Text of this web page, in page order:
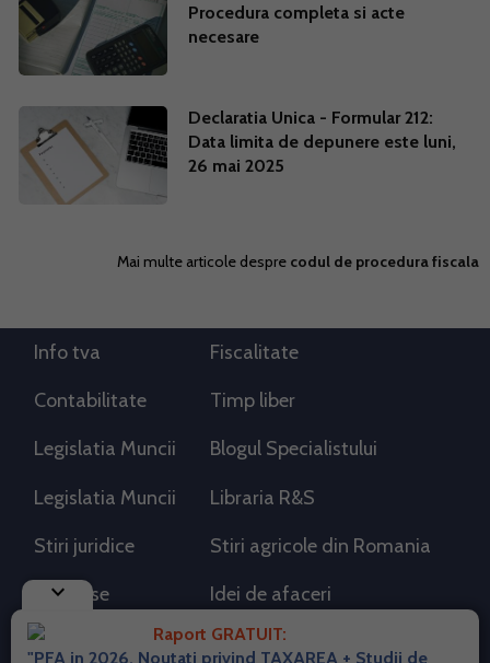
Procedura completa si acte
necesare
Declaratia Unica - Formular 212:
Data limita de depunere este luni,
26 mai 2025
Mai multe articole despre codul de procedura fiscala
keyboard_arrow_down
Raport GRATUIT:
"PFA in 2026. Noutati privind TAXAREA + Studii de
Info tva Fiscalitate
Contabilitate Timp liber
Legislatia Muncii Blogul Specialistului
Legislatia Muncii Libraria R&S
Stiri juridice Stiri agricole din Romania
AdSense Idei de afaceri